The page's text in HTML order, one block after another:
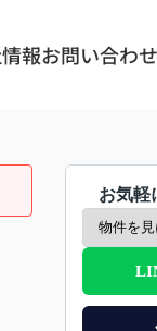
報お問い合わせ
お気軽